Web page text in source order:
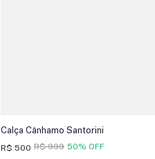
Calça Cânhamo Santorini
R$ 500 50% OFF
R$ 999